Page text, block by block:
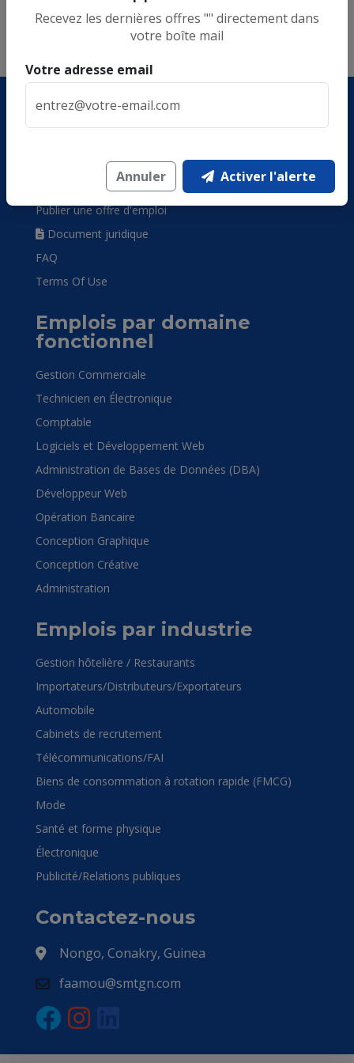
Affichage 1 - 1 sur 1 résultats
Recevez les dernières offres "" directement dans
votre boîte mail
Votre adresse email
Annuler Activer l'alerte
Liens rapides
Contactez-nous
Publier une offre d'emploi
Document juridique
FAQ
Terms Of Use
Emplois par domaine
fonctionnel
Gestion Commerciale
Technicien en Électronique
Comptable
Logiciels et Développement Web
Administration de Bases de Données (DBA)
Développeur Web
Opération Bancaire
Conception Graphique
Conception Créative
Administration
Emplois par industrie
Gestion hôtelière / Restaurants
Importateurs/Distributeurs/Exportateurs
Automobile
Cabinets de recrutement
Télécommunications/FAI
Biens de consommation à rotation rapide (FMCG)
Mode
Santé et forme physique
Électronique
Publicité/Relations publiques
Contactez-nous
Nongo, Conakry, Guinea
faamou@smtgn.com